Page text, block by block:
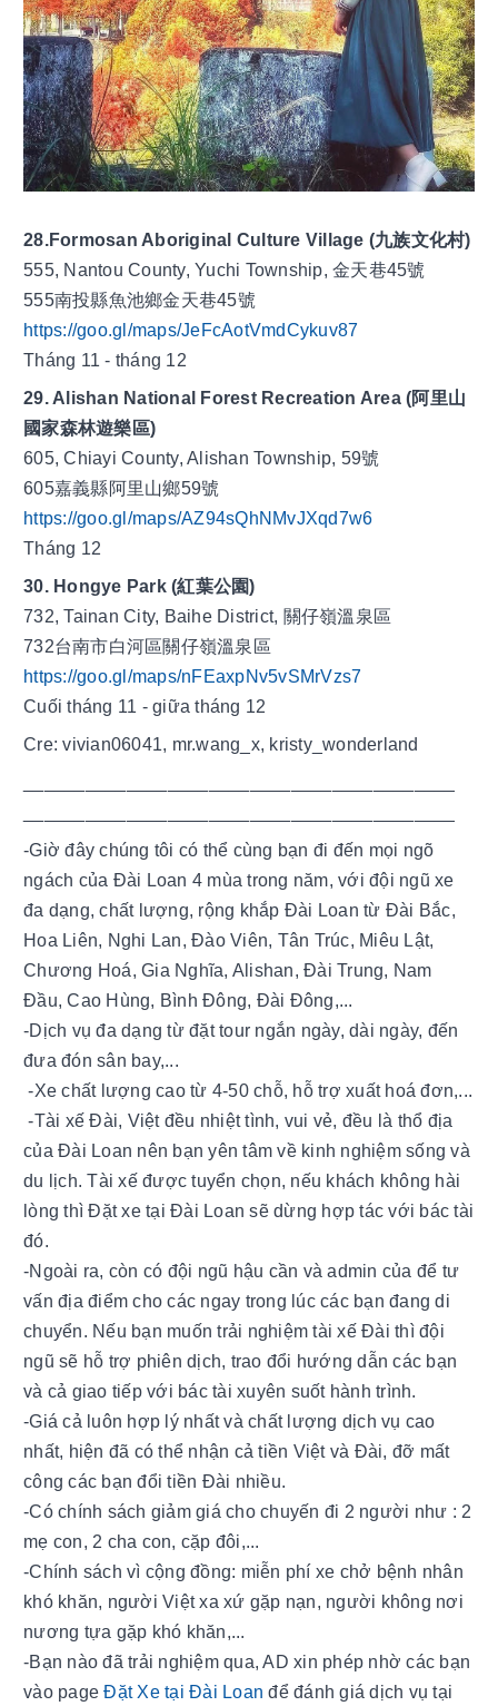
28.Formosan Aboriginal Culture Village (九族文化村)
555, Nantou County, Yuchi Township, 金天巷45號
555南投縣魚池鄉金天巷45號
https://goo.gl/maps/JeFcAotVmdCykuv87
Tháng 11 - tháng 12
29. Alishan National Forest Recreation Area (阿里山
國家森林遊樂區)
605, Chiayi County, Alishan Township, 59號
605嘉義縣阿里山鄉59號
https://goo.gl/maps/AZ94sQhNMvJXqd7w6
Tháng 12
30. Hongye Park (紅葉公園)
732, Tainan City, Baihe District, 關仔嶺溫泉區
732台南市白河區關仔嶺溫泉區
https://goo.gl/maps/nFEaxpNv5vSMrVzs7
Cuối tháng 11 - giữa tháng 12
Cre: vivian06041, mr.wang_x, kristy_wonderland
-Giờ đây chúng tôi có thể cùng bạn đi đến mọi ngõ
ngách của Đài Loan 4 mùa trong năm, với đội ngũ xe
đa dạng, chất lượng, rộng khắp Đài Loan từ Đài Bắc,
Hoa Liên, Nghi Lan, Đào Viên, Tân Trúc, Miêu Lật,
Chương Hoá, Gia Nghĩa, Alishan, Đài Trung, Nam
Đầu, Cao Hùng, Bình Đông, Đài Đông,...
-Dịch vụ đa dạng từ đặt tour ngắn ngày, dài ngày, đến
đưa đón sân bay,...
-Xe chất lượng cao từ 4-50 chỗ, hỗ trợ xuất hoá đơn,...
-Tài xế Đài, Việt đều nhiệt tình, vui vẻ, đều là thổ địa
của Đài Loan nên bạn yên tâm về kinh nghiệm sống và
du lịch. Tài xế được tuyển chọn, nếu khách không hài
lòng thì Đặt xe tại Đài Loan sẽ dừng hợp tác với bác tài
đó.
-Ngoài ra, còn có đội ngũ hậu cần và admin của để tư
vấn địa điểm cho các ngay trong lúc các bạn đang di
chuyển. Nếu bạn muốn trải nghiệm tài xế Đài thì đội
ngũ sẽ hỗ trợ phiên dịch, trao đổi hướng dẫn các bạn
và cả giao tiếp với bác tài xuyên suốt hành trình.
-Giá cả luôn hợp lý nhất và chất lượng dịch vụ cao
nhất, hiện đã có thể nhận cả tiền Việt và Đài, đỡ mất
công các bạn đổi tiền Đài nhiều.
-Có chính sách giảm giá cho chuyến đi 2 người như : 2
mẹ con, 2 cha con, cặp đôi,...
-Chính sách vì cộng đồng: miễn phí xe chở bệnh nhân
khó khăn, người Việt xa xứ gặp nạn, người không nơi
nương tựa gặp khó khăn,...
-Bạn nào đã trải nghiệm qua, AD xin phép nhờ các bạn
vào page Đặt Xe tại Đài Loan để đánh giá dịch vụ tại